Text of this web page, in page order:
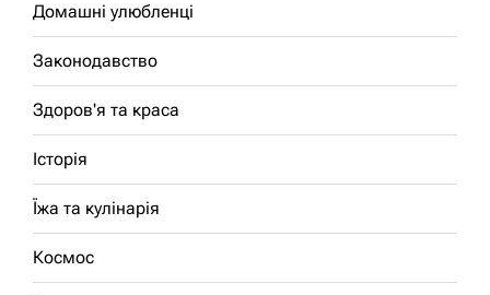
Домашні улюбленці
Законодавство
Здоров'я та краса
Історія
Їжа та кулінарія
Космос